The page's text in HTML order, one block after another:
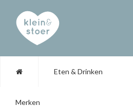
Eten & Drinken
Merken